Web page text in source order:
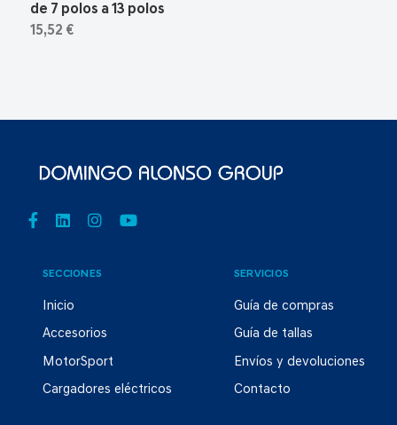
de 7 polos a 13 polos
15,52 €
SECCIONES
Inicio
Accesorios
MotorSport
Cargadores eléctricos
SERVICIOS
Guía de compras
Guía de tallas
Envíos y devoluciones
Contacto